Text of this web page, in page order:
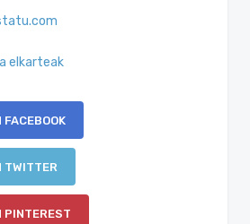
elkarteak
FACEBOOK
TWITTER
PINTEREST